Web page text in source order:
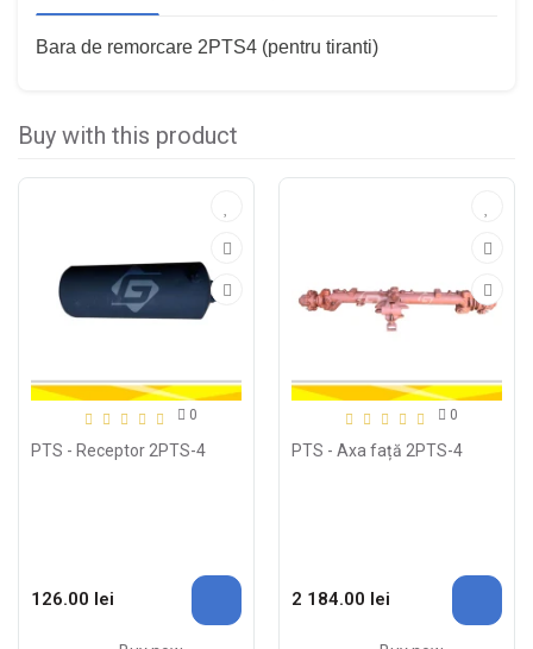
Bara de remorcare 2PTS4 (pentru tiranti)
Buy with this product
0
PTS - Receptor 2PTS-4
126.00 lei
0
PTS - Axa față 2PTS-4
2 184.00 lei